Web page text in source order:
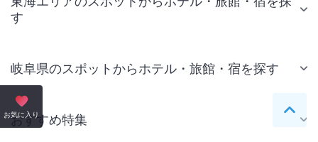
お気に入り ペー
す
岐阜県のスポットからホテル・旅館・宿を探す
おすすめ特集